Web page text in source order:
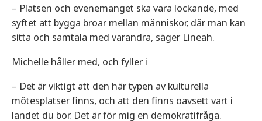
– Platsen och evenemanget ska vara lockande, med
syftet att bygga broar mellan människor, där man kan
sitta och samtala med varandra, säger Lineah.
Michelle håller med, och fyller i
– Det är viktigt att den här typen av kulturella
mötesplatser finns, och att den finns oavsett vart i
landet du bor. Det är för mig en demokratifråga.